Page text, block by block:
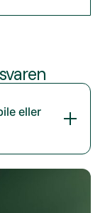
eller